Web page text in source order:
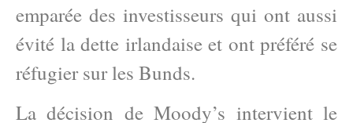
emparée des investisseurs qui ont aussi
évité la dette irlandaise et ont préféré se
réfugier sur les Bunds.
La décision de Moody’s intervient le